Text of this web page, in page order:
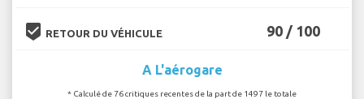
beenhere RETOUR DU VÉHICULE 90 / 100
A L'aérogare
* Calculé de 76 critiques recentes de la part de 1497 le totale